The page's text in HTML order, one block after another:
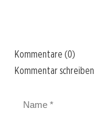
Kommentare (0)
Kommentar schreiben